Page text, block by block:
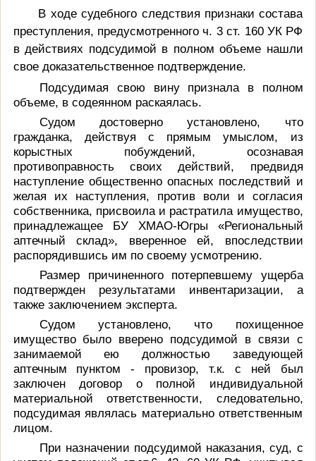
В ходе судебного следствия признаки состава
преступления, предусмотренного ч. 3 ст. 160 УК РФ
в действиях подсудимой в полном объеме нашли
свое доказательственное подтверждение.
Подсудимая свою вину признала в полном
объеме, в содеянном раскаялась.
Судом достоверно установлено, что
гражданка, действуя с прямым умыслом, из
корыстных побуждений, осознавая
противоправность своих действий, предвидя
наступление общественно опасных последствий и
желая их наступления, против воли и согласия
собственника, присвоила и растратила имущество,
принадлежащее БУ ХМАО-Югры «Региональный
аптечный склад», вверенное ей, впоследствии
распорядившись им по своему усмотрению.
Размер причиненного потерпевшему ущерба
подтвержден результатами инвентаризации, а
также заключением эксперта.
Судом установлено, что похищенное
имущество было вверено подсудимой в связи с
занимаемой ею должностью заведующей
аптечным пунктом - провизор, т.к. с ней был
заключен договор о полной индивидуальной
материальной ответственности, следовательно,
подсудимая являлась материально ответственным
лицом.
При назначении подсудимой наказания, суд, с